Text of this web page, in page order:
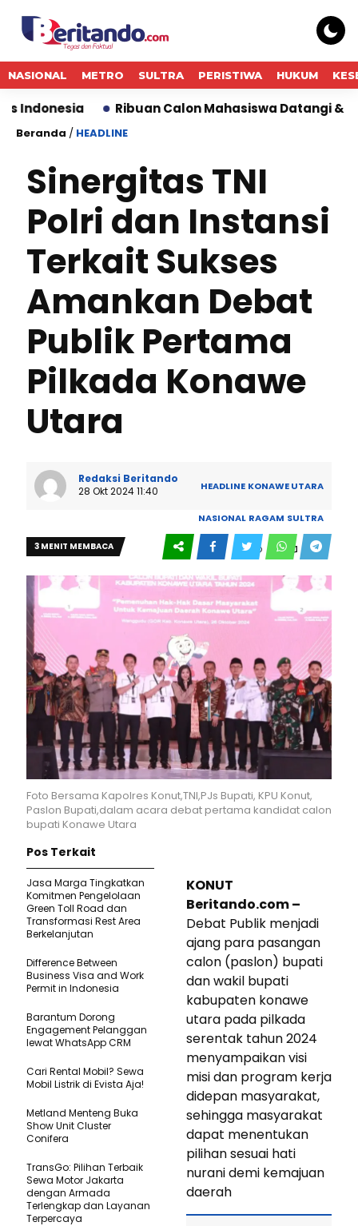
NASIONAL METRO SULTRA PERISTIWA HUKUM
Ribuan Calon Mahasiswa Datangi & Daftar BINUS
Beranda / HEADLINE
Sinergitas TNI
Polri dan Instansi
Terkait Sukses
Amankan Debat
Publik Pertama
Pilkada Konawe
Utara
Redaksi Beritando
28 Okt 2024 11:40
HEADLINE KONAWE UTARA
NASIONAL RAGAM SULTRA
0 304
3 MENIT MEMBACA
Foto Bersama Kapolres Konut,TNI,PJs Bupati, KPU Konut,
Paslon Bupati,dalam acara debat pertama kandidat calon
bupati Konawe Utara
KONUT
Beritando.com –
Debat Publik menjadi
ajang para pasangan
calon (paslon) bupati
dan wakil bupati
kabupaten konawe
utara pada pilkada
serentak tahun 2024
menyampaikan visi
misi dan program kerja
didepan masyarakat,
sehingga masyarakat
dapat menentukan
pilihan sesuai hati
nurani demi kemajuan
daerah
Pos Terkait
Jasa Marga Tingkatkan
Komitmen Pengelolaan
Green Toll Road dan
Transformasi Rest Area
Berkelanjutan
Difference Between
Business Visa and Work
Permit in Indonesia
Barantum Dorong
Engagement Pelanggan
lewat WhatsApp CRM
Cari Rental Mobil? Sewa
Mobil Listrik di Evista Aja!
Metland Menteng Buka
Show Unit Cluster
Conifera
TransGo: Pilihan Terbaik
Sewa Motor Jakarta
dengan Armada
Terlengkap dan Layanan
Terpercaya